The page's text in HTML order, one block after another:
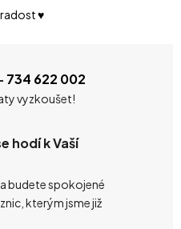
♥️
734 622 002
vyzkoušet!
hodí k Vaší
budete spokojené
kterým jsme již